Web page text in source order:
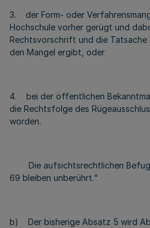
3. der Form- oder
Hochschule vorher gerügt und
Rechtsvorschrift und die
den Mangel ergibt, oder
4. bei der öffentlichen
die Rechtsfolge des
worden.
Die aufsichtsrechtlichen
69 bleiben unberührt.“
b) Der bisherige Absatz 5 wird